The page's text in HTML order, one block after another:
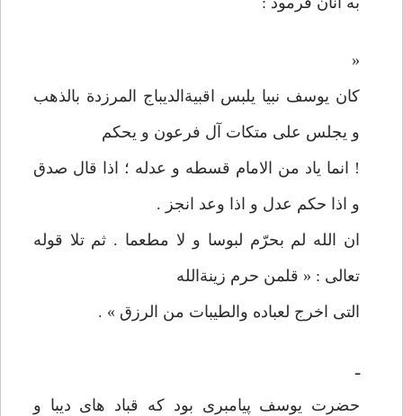
«
كان يوسف نبيا يلبس اقبيةالديباج المرزدة بالذهب
و يجلس علی متكات آل فرعون و يحكم
! انما ياد من الامام قسطه و عدله ؛ اذا قال صدق
و اذا حكم عدل و اذا وعد انجز .
ان الله لم بحرّم لبوسا و لا مطعما . ثم تلا قوله
تعالی : « قلمن حرم زينة‌الله
التی اخرج لعباده والطيبات من الرزق » .
ـ
حضرت يوسف پيامبری بود كه قباد های ديبا و